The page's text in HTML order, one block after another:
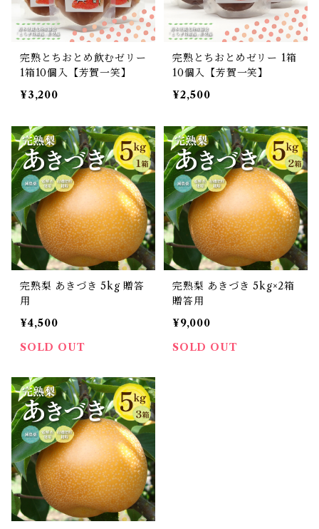
完熟とちおとめ飲むゼリー
1箱10個入【芳賀一笑】
¥3,200
完熟とちおとめゼリー 1箱
10個入【芳賀一笑】
¥2,500
完熟梨 あきづき 5kg 贈答
用
¥4,500
SOLD OUT
完熟梨 あきづき 5kg×2箱
贈答用
¥9,000
SOLD OUT